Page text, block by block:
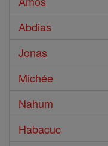
Abdias
Jonas
Michée
Nahum
Habacuc